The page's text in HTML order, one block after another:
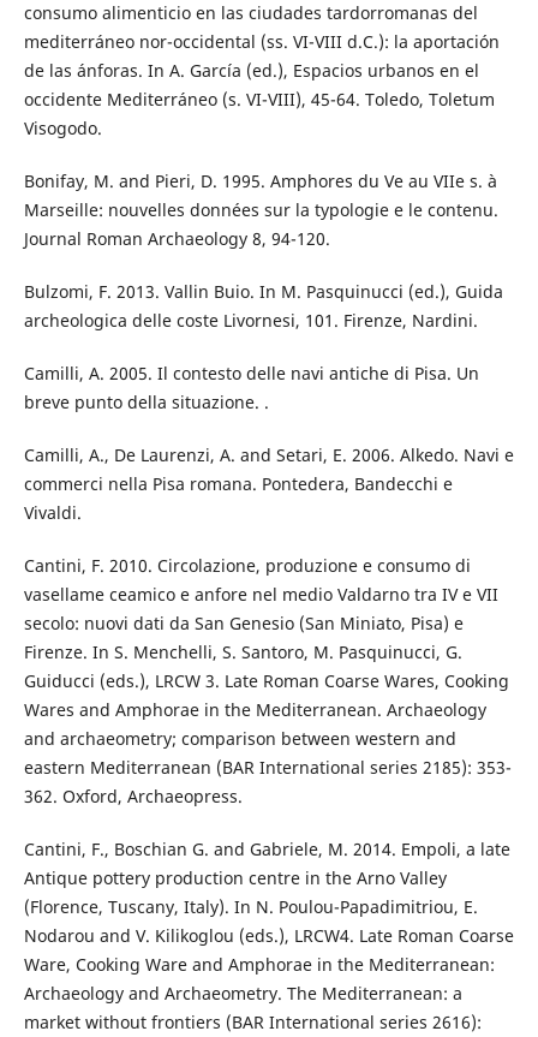
consumo alimenticio en las ciudades tardorromanas del
mediterráneo nor-occidental (ss. VI-VIII d.C.): la aportación
de las ánforas. In A. García (ed.), Espacios urbanos en el
occidente Mediterráneo (s. VI-VIII), 45-64. Toledo, Toletum
Visogodo.
Bonifay, M. and Pieri, D. 1995. Amphores du Ve au VIIe s. à
Marseille: nouvelles données sur la typologie e le contenu.
Journal Roman Archaeology 8, 94-120.
Bulzomi, F. 2013. Vallin Buio. In M. Pasquinucci (ed.), Guida
archeologica delle coste Livornesi, 101. Firenze, Nardini.
Camilli, A. 2005. Il contesto delle navi antiche di Pisa. Un
breve punto della situazione. .
Camilli, A., De Laurenzi, A. and Setari, E. 2006. Alkedo. Navi e
commerci nella Pisa romana. Pontedera, Bandecchi e
Vivaldi.
Cantini, F. 2010. Circolazione, produzione e consumo di
vasellame ceamico e anfore nel medio Valdarno tra IV e VII
secolo: nuovi dati da San Genesio (San Miniato, Pisa) e
Firenze. In S. Menchelli, S. Santoro, M. Pasquinucci, G.
Guiducci (eds.), LRCW 3. Late Roman Coarse Wares, Cooking
Wares and Amphorae in the Mediterranean. Archaeology
and archaeometry; comparison between western and
eastern Mediterranean (BAR International series 2185): 353-
362. Oxford, Archaeopress.
Cantini, F., Boschian G. and Gabriele, M. 2014. Empoli, a late
Antique pottery production centre in the Arno Valley
(Florence, Tuscany, Italy). In N. Poulou-Papadimitriou, E.
Nodarou and V. Kilikoglou (eds.), LRCW4. Late Roman Coarse
Ware, Cooking Ware and Amphorae in the Mediterranean:
Archaeology and Archaeometry. The Mediterranean: a
market without frontiers (BAR International series 2616):